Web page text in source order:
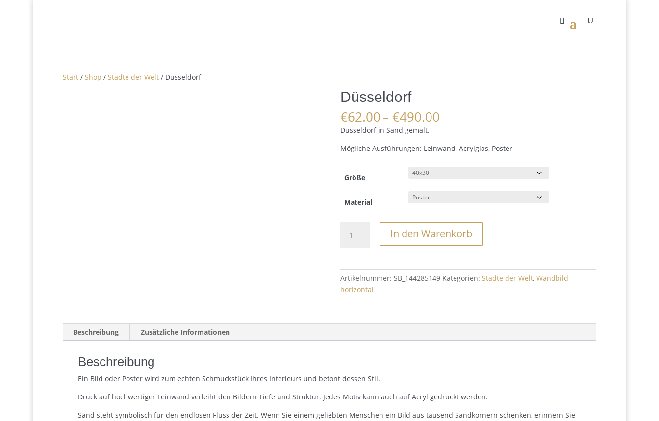
Start/ Shop / Städte der Welt/ Düsseldorf
Düsseldorf
€62.00– €490.00Preisspanne:
€490.00
Düsseldorf in Sand gemalt.
Mögliche Ausführungen: Leinwand, Acrylglas, Poster
Größe
Material
Menge
In den Warenkorb
Artikelnummer: SB_144285149 Kategorien: Städte der Welt, Wandbild
horizontal
Beschreibung Zusätzliche Informationen
Beschreibung
Ein Bild oder Poster wird zum echten Schmuckstück Ihres Interieurs und betont dessen Stil.
Druck auf hochwertiger Leinwand verleiht den Bildern Tiefe und Struktur. Jedes Motiv kann auch auf Acryl gedruckt werden.
Sand steht symbolisch für den endlosen Fluss der Zeit. Wenn Sie einem geliebten Menschen ein Bild aus tausend Sandkörnern schenken, erinnern Sie